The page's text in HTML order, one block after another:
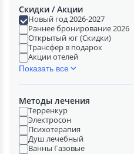
Скидки / Акции
Новый год 2026-2027
Раннее бронирование 2026
Открытый юг (Скидки)
Трансфер в подарок
Акции отелей
Показать все
Методы лечения
Терренкур
Электросон
Психотерапия
Душ лечебный
Ванны Газовые